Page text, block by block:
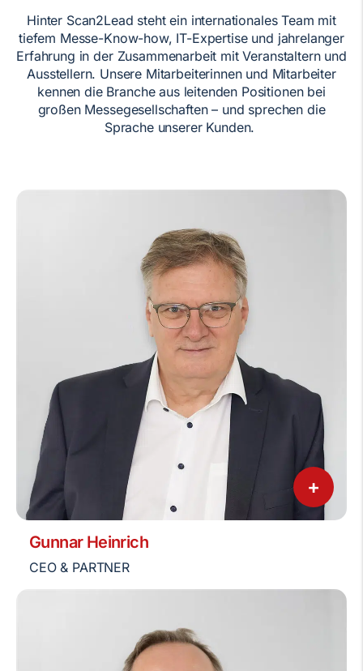
Hinter Scan2Lead steht ein internationales Team mit
tiefem Messe-Know-how, IT-Expertise und jahrelanger
Erfahrung in der Zusammenarbeit mit Veranstaltern und
Ausstellern. Unsere Mitarbeiterinnen und Mitarbeiter
kennen die Branche aus leitenden Positionen bei
großen Messegesellschaften – und sprechen die
Sprache unserer Kunden.
+
Gunnar Heinrich
CEO & PARTNER